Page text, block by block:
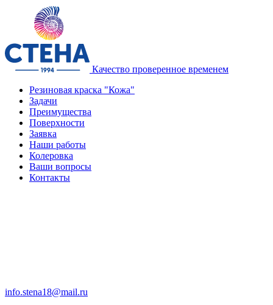
Качество проверенное временем
Резиновая краска "Кожа"
Задачи
Преимущества
Поверхности
Заявка
Наши работы
Колеровка
Ваши вопросы
Контакты
info.stena18@mail.ru